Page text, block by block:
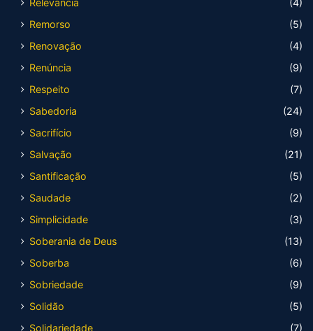
Relevancia
(4)
Remorso
(5)
Renovação
(4)
Renúncia
(9)
Respeito
(7)
Sabedoria
(24)
Sacrifício
(9)
Salvação
(21)
Santificação
(5)
Saudade
(2)
Simplicidade
(3)
Soberania de Deus
(13)
Soberba
(6)
Sobriedade
(9)
Solidão
(5)
Solidariedade
(7)